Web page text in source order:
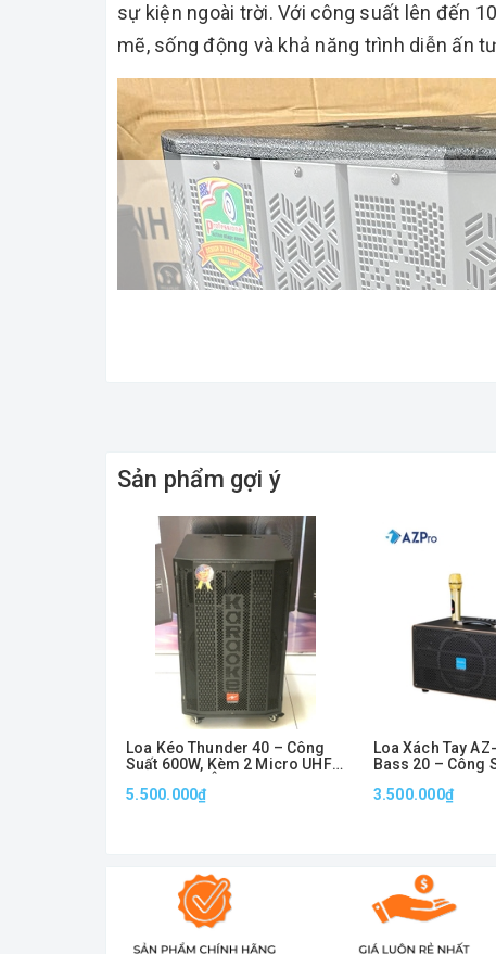
sự kiện ngoài trời. Với công suất lên đến
mẽ, sống động và khả năng trình diễn ấn
Sản phẩm gợi ý
Loa Kéo Thunder 40 – Công
Suất 600W, Kèm 2 Micro UHF
Mẽ
5.500.000₫
Loa Xách Tay
Bass 20 – Công
3.500.000₫